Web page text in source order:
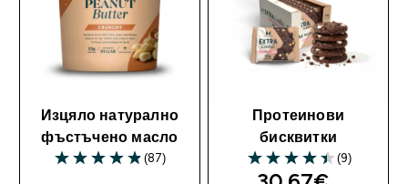
Изцяло натурално
фъстъчено масло
4.89 out of 5 stars
(87)
Протеинови
бисквитки
4.44 out of 5 stars
(9)